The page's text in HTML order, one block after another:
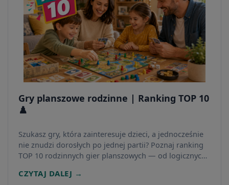
Gry planszowe rodzinne | Ranking TOP 10
♟️
Szukasz gry, która zainteresuje dzieci, a jednocześnie
nie znudzi dorosłych po jednej partii? Poznaj ranking
TOP 10 rodzinnych gier planszowych — od logicznych
imprezowe i strategiczne.
CZYTAJ DALEJ →